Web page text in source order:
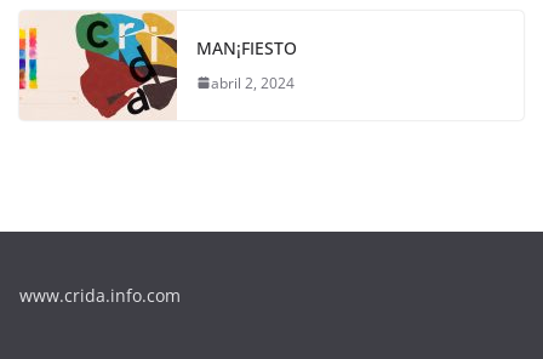
MAN¡FIESTO
abril 2, 2024
www.crida.info.com